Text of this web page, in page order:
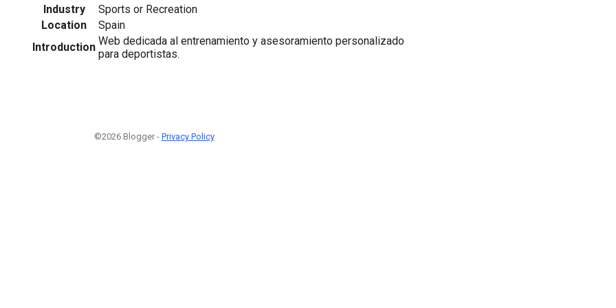
Industry
Sports or Recreation
Location
Spain
Introduction Web dedicada al entrenamiento y asesoramiento personalizado
para deportistas.
©2026 Blogger - Privacy Policy